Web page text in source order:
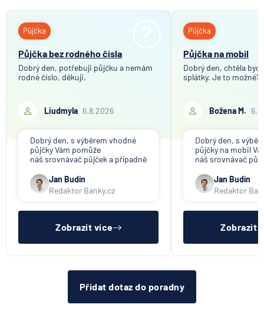
klíčový je ale výhled inflace
Hypotéka
Partners Banka spouští
Když rozhoduje stres: nové
Zobrazit všechny články
Půjčka
Půjčka bez rodného čísla
Dobrý den, potřebuji půjčku a nemám
rodné číslo, děkuji.
Liudmyla 6.8.2026
Dobrý den, s výběrem vhodné
půjčky Vám pomůže
náš srovnávač půjček a případně
půjček. Pro získání půjčky je
třeba mít dostatečný příjem,
nebýt ve zkušební ani výpovědní
Jan Budín
Redaktor Banky.cz
Zobrazit více
Půjčka
Půjčka na mobil
Dobrý den, chtěla
splátky. Je to možné?
Božena M.
Dobrý den, s
půjčky na mobil
náš srovnávač
půjček. Pro získání
nákupu na
dostatečný
Jan Budín
Redaktor
Zobrazit
Přidat dotaz do poradny